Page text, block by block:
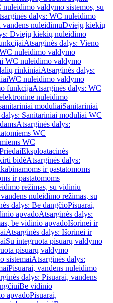
nuleidimo valdymo sistemos, su
dalys: WC nuleidimo
vandens nuleidimuDviejų kiekių
Dviejų kiekių nuleidimo
Atsarginės dalys: Vieno
nuleidimo valdymo
WC nuleidimo valdymo
rinkiniaiAtsarginės dalys:
WC nuleidimo valdymo
funkcijaAtsarginės dalys: WC
nuleidimo
moduliaiSanitariniai
dalys: Sanitariniai moduliai WC
Atsarginės dalys:
WC
WC
Eksploatacinės
bidėAtsarginės dalys:
ir pastatomoms
ir pastatomoms
režimas, su vidiniu
nuleidimo režimas, su
dalys: Be dangčioPisuarai,
apvadoAtsarginės dalys:
be vidinio apvadoIšorinei ir
Atsarginės dalys: Išorinei ir
Su integruota pisuarų valdymo
pisuarų valdymo
sistemaiAtsarginės dalys:
Pisuarai, vandens nuleidimo
dalys: Pisuarai, vandens
Be vidinio
apvadoPisuarai,